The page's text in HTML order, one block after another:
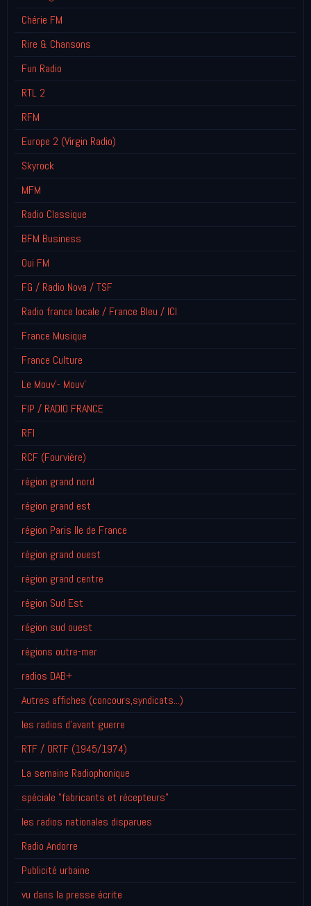
Chérie FM
Rire & Chansons
Fun Radio
RTL 2
RFM
Europe 2 (Virgin Radio)
Skyrock
MFM
Radio Classique
BFM Business
Oui FM
FG / Radio Nova / TSF
Radio france locale / France Bleu / ICI
France Musique
France Culture
Le Mouv'- Mouv'
FIP / RADIO FRANCE
RFI
RCF (Fourvière)
région grand nord
région grand est
région Paris Ile de France
région grand ouest
région grand centre
région Sud Est
région sud ouest
régions outre-mer
radios DAB+
Autres affiches (concours,syndicats...)
les radios d'avant guerre
RTF / ORTF (1945/1974)
La semaine Radiophonique
spéciale "fabricants et récepteurs"
les radios nationales disparues
Radio Andorre
Publicité urbaine
vu dans la presse écrite